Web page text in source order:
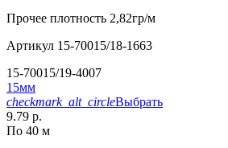
Прочее плотность 2,82гр/м
Артикул 15-70015/18-1663
15-70015/19-4007
15мм
checkmark_alt_circleВыбрать
9.79 р.
По 40 м